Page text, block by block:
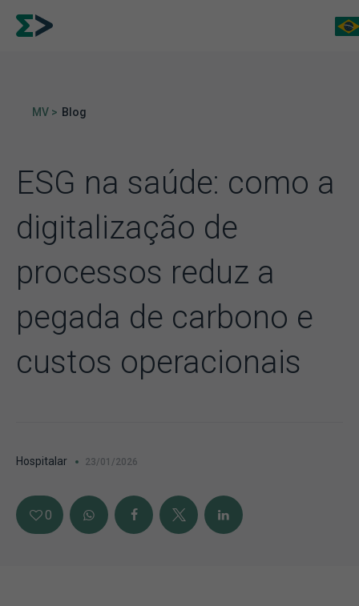
MV > Blog
ESG na saúde: como a
digitalização de
processos reduz a
pegada de carbono e
custos operacionais
Hospitalar 23/01/2026
0